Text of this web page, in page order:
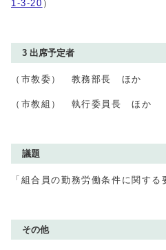
1‐3‐20 ）
3 出席予定者
（市教委） 教務部長 ほか
（市教組） 執行委員長 ほか
議題
「組合員の勤務労働条件に関す
その他